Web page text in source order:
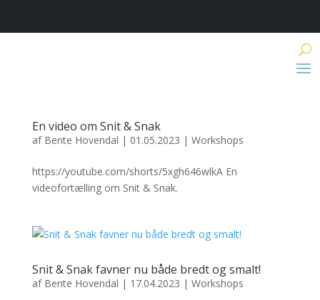
En video om Snit & Snak
af Bente Hovendal | 01.05.2023 | Workshops
https://youtube.com/shorts/5xgh646wlkA En
videofortælling om Snit & Snak.
Snit & Snak favner nu både bredt og smalt!
af Bente Hovendal | 17.04.2023 | Workshops